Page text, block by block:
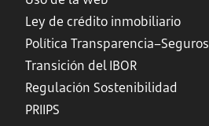
Ley de crédito inmobiliario
Política Transparencia–Seguros
Transición del IBOR
Regulación Sostenibilidad
PRIIPS